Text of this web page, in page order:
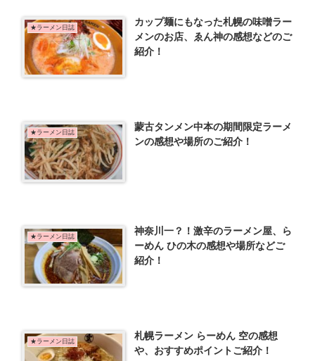
★ラーメン日誌
カップ麺にもなった札幌の味噌ラー
メンのお店、ゑん神の感想などのご
紹介！
★ラーメン日誌
蒙古タンメン中本の期間限定ラーメ
ンの感想や場所のご紹介！
★ラーメン日誌
神奈川一？！激辛のラーメン屋、ら
ーめん ひの木の感想や場所などご
紹介！
★ラーメン日誌
札幌ラーメン らーめん 空の感想
や、おすすめポイントご紹介！